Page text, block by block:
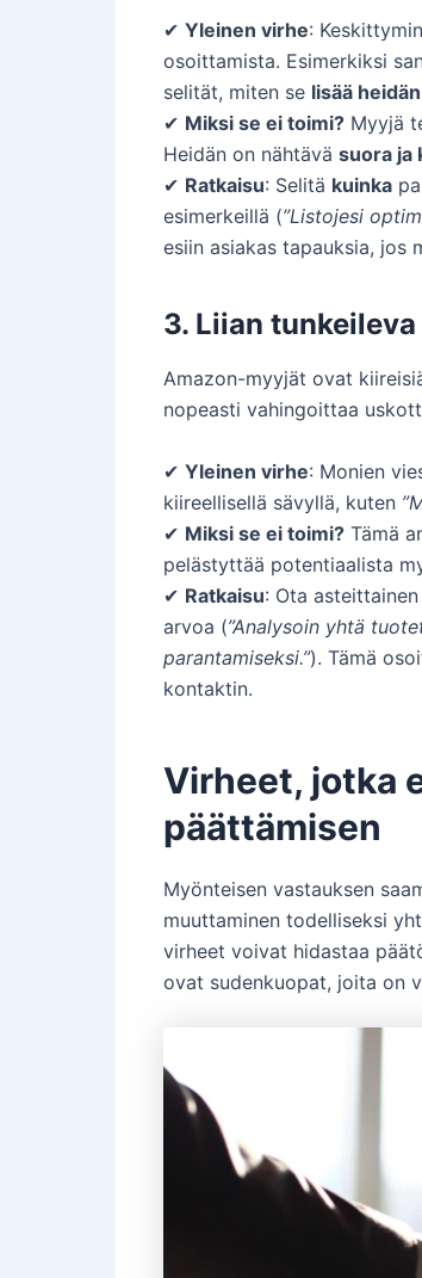
✔ Yleinen virhe:
osoittamista. Esimerkiksi
selität, miten se lisää
✔ Miksi se ei toimi? Myyjä
Heidän on nähtävä suora ja
✔ Ratkaisu: Selitä kuinka
esimerkeillä (”Listojesi
esiin asiakas tapauksia, jos
3. Liian
Amazon-myyjät ovat
nopeasti vahingoittaa
✔ Yleinen virhe: Monien
kiireellisellä sävyllä, kuten
✔ Miksi se ei toimi? Tämä
pelästyttää potentiaalista
✔ Ratkaisu: Ota
arvoa (”Analysoin yhtä
parantamiseksi.”). Tämä
kontaktin.
Virheet, jotka
päättämisen
Myönteisen vastauksen
muuttaminen todelliseksi
virheet voivat hidastaa
ovat sudenkuopat, joita on